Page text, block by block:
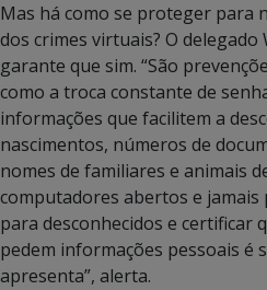
Mas há como se proteger para
dos crimes virtuais? O
garante que sim. “São
como a troca constante de
informações que facilitem a
nascimentos, números de
nomes de familiares e animais
computadores abertos e jamais
para desconhecidos e certificar
pedem informações pessoais é
apresenta”, alerta.